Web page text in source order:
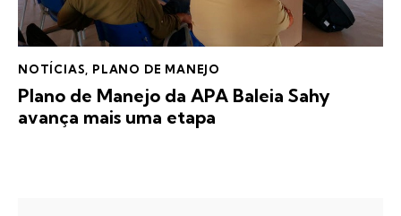
NOTÍCIAS, PLANO DE MANEJO
Plano de Manejo da APA Baleia Sahy
avança mais uma etapa